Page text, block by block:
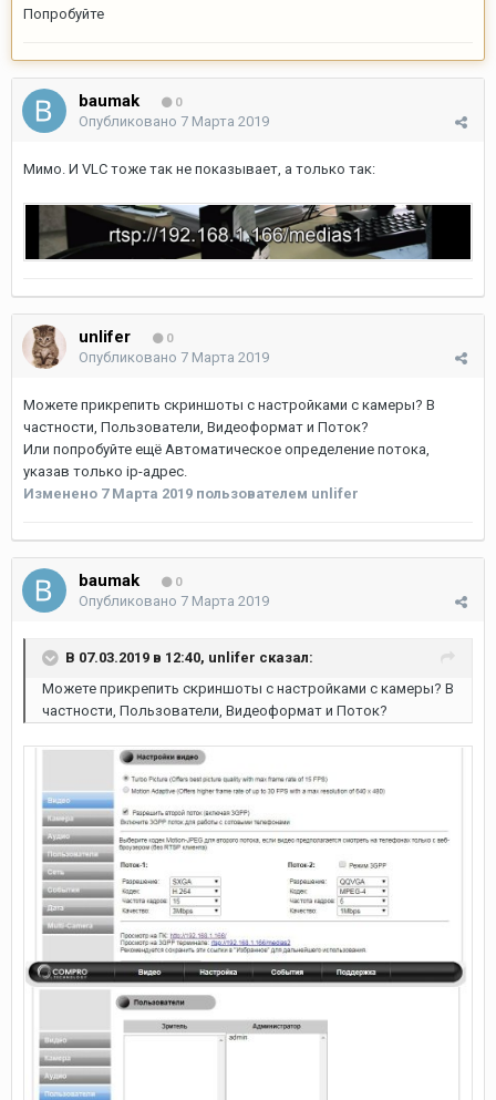
Попробуйте
baumak 0
Опубликовано 7 Марта 2019
Мимо. И VLC тоже так не показывает, а только так:
unlifer 0
Опубликовано 7 Марта 2019
Можете прикрепить скриншоты с настройками с камеры? В
частности, Пользователи, Видеоформат и Поток?
Или попробуйте ещё Автоматическое определение потока,
указав только ip-адрес.
Изменено 7 Марта 2019 пользователем unlifer
baumak 0
Опубликовано 7 Марта 2019
В 07.03.2019 в 12:40, unlifer сказал:
Можете прикрепить скриншоты с настройками с камеры? В
частности, Пользователи, Видеоформат и Поток?